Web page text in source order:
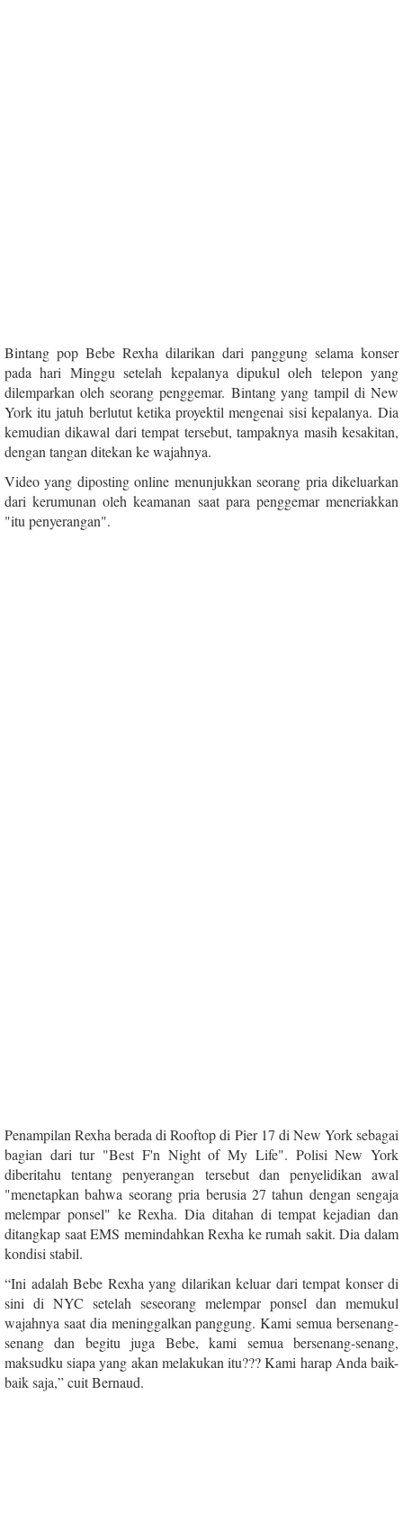
Bintang pop Bebe Rexha dilarikan dari panggung selama konser
pada hari Minggu setelah kepalanya dipukul oleh telepon yang
dilemparkan oleh seorang penggemar. Bintang yang tampil di New
York itu jatuh berlutut ketika proyektil mengenai sisi kepalanya. Dia
kemudian dikawal dari tempat tersebut, tampaknya masih kesakitan,
dengan tangan ditekan ke wajahnya.
Video yang diposting online menunjukkan seorang pria dikeluarkan
dari kerumunan oleh keamanan saat para penggemar meneriakkan
"itu penyerangan".
Penampilan Rexha berada di Rooftop di Pier 17 di New York sebagai
bagian dari tur "Best F'n Night of My Life". Polisi New York
diberitahu tentang penyerangan tersebut dan penyelidikan awal
"menetapkan bahwa seorang pria berusia 27 tahun dengan sengaja
melempar ponsel" ke Rexha. Dia ditahan di tempat kejadian dan
ditangkap saat EMS memindahkan Rexha ke rumah sakit. Dia dalam
kondisi stabil.
“Ini adalah Bebe Rexha yang dilarikan keluar dari tempat konser di
sini di NYC setelah seseorang melempar ponsel dan memukul
wajahnya saat dia meninggalkan panggung. Kami semua bersenang-
senang dan begitu juga Bebe, kami semua bersenang-senang,
maksudku siapa yang akan melakukan itu??? Kami harap Anda baik-
baik saja,” cuit Bernaud.